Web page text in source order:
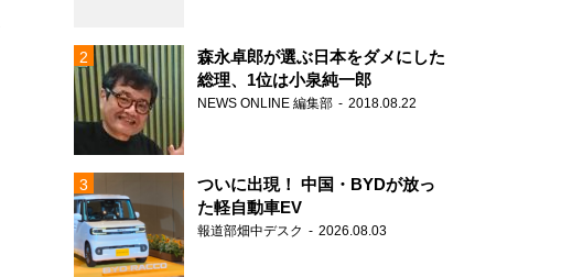
森永卓郎が選ぶ日本をダメにした
総理、1位は小泉純一郎
NEWS ONLINE 編集部 2018.08.22
ついに出現！ 中国・BYDが放っ
た軽自動車EV
報道部畑中デスク 2026.08.03